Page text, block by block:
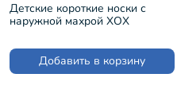
Детские короткие носки с
наружной махрой ХОХ
Добавить в корзину